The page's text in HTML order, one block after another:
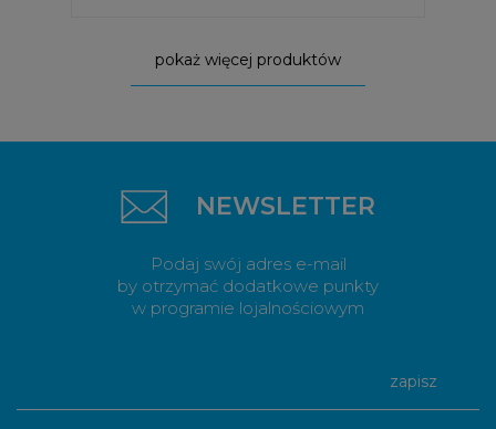
pokaż więcej produktów
NEWSLETTER
Podaj swój adres e-mail
by otrzymać dodatkowe punkty
w programie lojalnościowym
zapisz